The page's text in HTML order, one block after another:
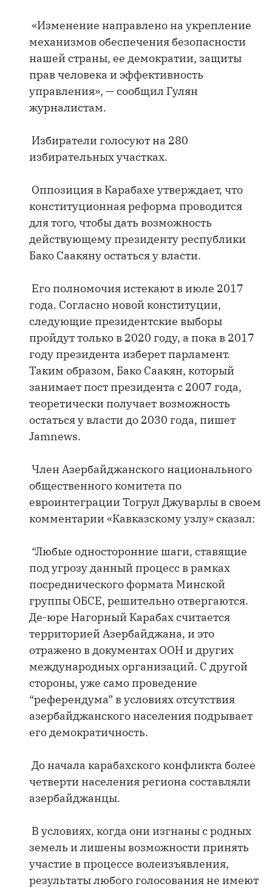
«Изменение направлено на укрепление
механизмов обеспечения безопасности
нашей страны, ее демократии, защиты
прав человека и эффективность
управления», — сообщил Гулян
журналистам.
Избиратели голосуют на 280
избирательных участках.
Оппозиция в Карабахе утверждает, что
конституционная реформа проводится
для того, чтобы дать возможность
действующему президенту республики
Бако Саакяну остаться у власти.
Его полномочия истекают в июле 2017
года. Согласно новой конституции,
следующие президентские выборы
пройдут только в 2020 году, а пока в 2017
году президента изберет парламент.
Таким образом, Бако Саакян, который
занимает пост президента с 2007 года,
теоретически получает возможность
остаться у власти до 2030 года, пишет
Jamnews.
Член Азербайджанского национального
общественного комитета по
евроинтеграции Тогрул Джуварлы в своем
комментарии «Кавказскому узлу» сказал:
“Любые односторонние шаги, ставящие
под угрозу данный процесс в рамках
посреднического формата Минской
группы ОБСЕ, решительно отвергаются.
Де-юре Нагорный Карабах считается
территорией Азербайджана, и это
отражено в документах ООН и других
международных организаций. С другой
стороны, уже само проведение
“референдума” в условиях отсутствия
азербайджанского населения подрывает
его демократичность.
До начала карабахского конфликта более
четверти населения региона составляли
азербайджанцы.
В условиях, когда они изгнаны с родных
земель и лишены возможности принять
участие в процессе волеизъявления,
результаты любого голосования не имеют